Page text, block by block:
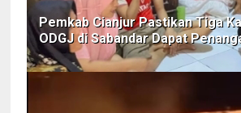
Pemkab Cianjur Pastikan Tiga
ODGJ di Sabandar Dapat